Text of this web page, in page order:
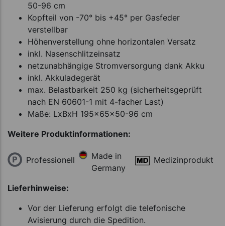
50-96 cm
Kopfteil von -70° bis +45° per Gasfeder
verstellbar
Höhenverstellung ohne horizontalen Versatz
inkl. Nasenschlitzeinsatz
netzunabhängige Stromversorgung dank Akku
inkl. Akkuladegerät
max. Belastbarkeit 250 kg (sicherheitsgeprüft
nach EN 60601-1 mit 4-facher Last)
Maße: LxBxH 195x65x50-96 cm
Weitere Produktinformationen:
Professionell
Made in
Germany
Medizinprodukt
Lieferhinweise:
Vor der Lieferung erfolgt die telefonische
Avisierung durch die Spedition.